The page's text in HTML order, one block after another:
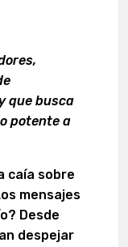
que busca
potente a
caía sobre
mensajes
Desde
despejar